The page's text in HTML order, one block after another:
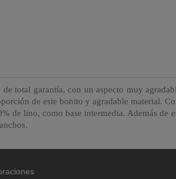
total garantía, con un aspecto muy
de este bonito y agradable material.
de lino, como base intermedia. Además de